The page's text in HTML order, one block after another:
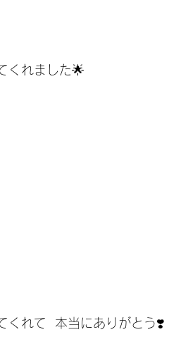
くれました🌟
くれて  本当にありがとう❣️